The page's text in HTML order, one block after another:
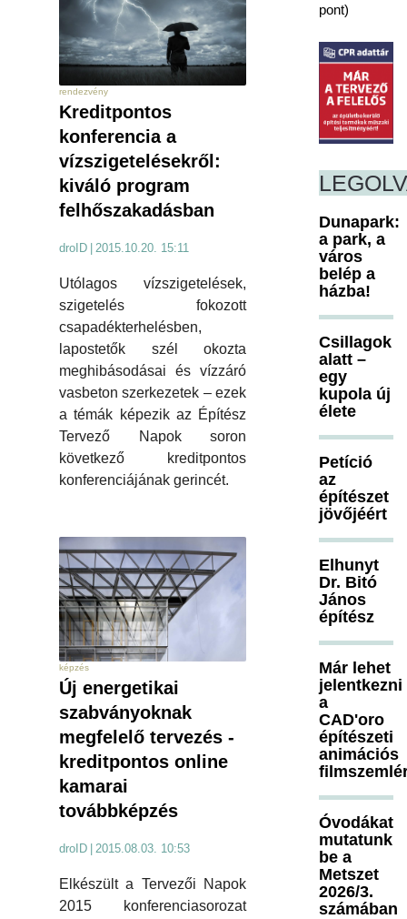
rendezvény
Kreditpontos
konferencia a
vízszigetelésekről:
kiváló program
felhőszakadásban
droID 2015.10.20. 15:11
Utólagos vízszigetelések,
szigetelés fokozott
csapadékterhelésben,
lapostetők szél okozta
meghibásodásai és vízzáró
vasbeton szerkezetek – ezek
a témák képezik az Építész
Tervező Napok soron
következő kreditpontos
konferenciájának gerincét.
képzés
Új energetikai
szabványoknak
megfelelő tervezés -
kreditpontos online
kamarai
továbbképzés
droID 2015.08.03. 10:53
Elkészült a Tervezői Napok
2015 konferenciasorozat
pont)
Dunapark:
a park, a
város
belép a
házba!
Csillagok
alatt –
egy
kupola új
élete
Petíció
az
építészet
jövőjéért
Elhunyt
Dr. Bitó
János
építész
Már lehet
jelentkezni
a
CAD'oro
építészeti
animációs
Óvodákat
mutatunk
be a
Metszet
2026/3.
számában